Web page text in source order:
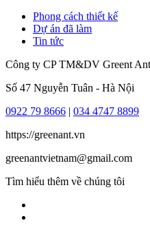
Phong cách thiết kế
Dự án đã làm
Tin tức
Công ty CP TM&DV Greent
Số 47 Nguyễn Tuân - Hà Nội
0922 79 8666 | 034 4747 8899
https://greenant.vn
greenantvietnam@gmail.com
Tìm hiểu thêm về chúng tôi